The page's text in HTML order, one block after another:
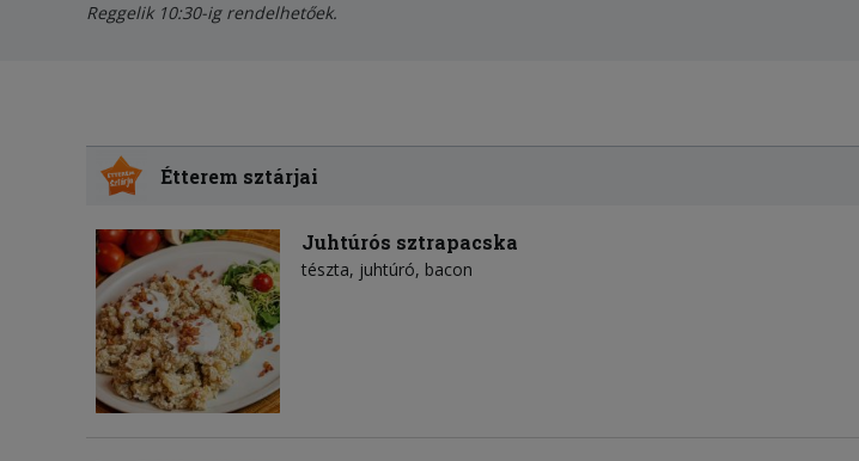
Reggelik 10:30-ig rendelhetőek.
Étterem sztárjai
Juhtúrós sztrapacska
tészta juhtúró bacon